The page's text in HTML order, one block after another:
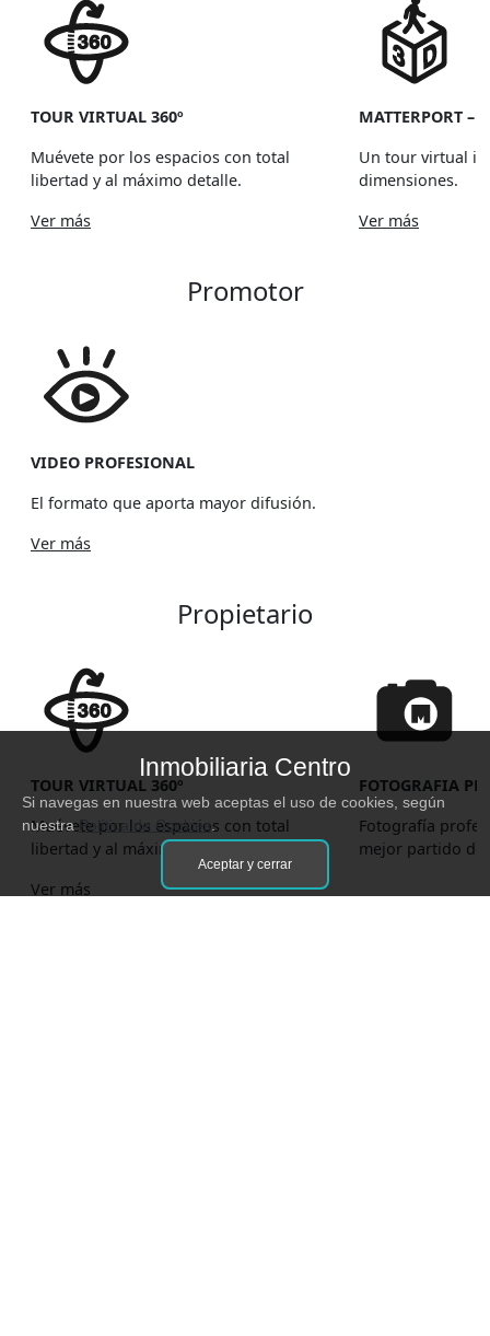
Inmobiliaria Centro
Si navegas en nuestra web aceptas el uso de cookies, según
nuestraPolítica de Cookies.
Aceptar y cerrar
TOUR VIRTUAL 360º
Muévete por los espacios con total
libertad y al máximo detalle.
Ver más
MATTERPORT –
Un tour virtual
dimensiones.
Ver más
Promotor
VIDEO PROFESIONAL
El formato que aporta mayor difusión.
Ver más
Propietario
TOUR VIRTUAL 360º
Muévete por los espacios con total
libertad y al máximo detalle.
Ver más
FOTOGRAFIA
Fotografía
mejor partido